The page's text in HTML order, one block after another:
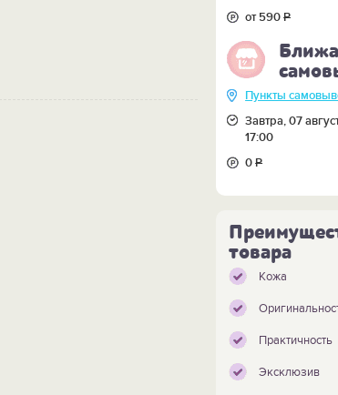
от 590Р
Пункты
Завтра, 07
17:00
0Р
товара
Кожа
Практичность
Эксклюзив